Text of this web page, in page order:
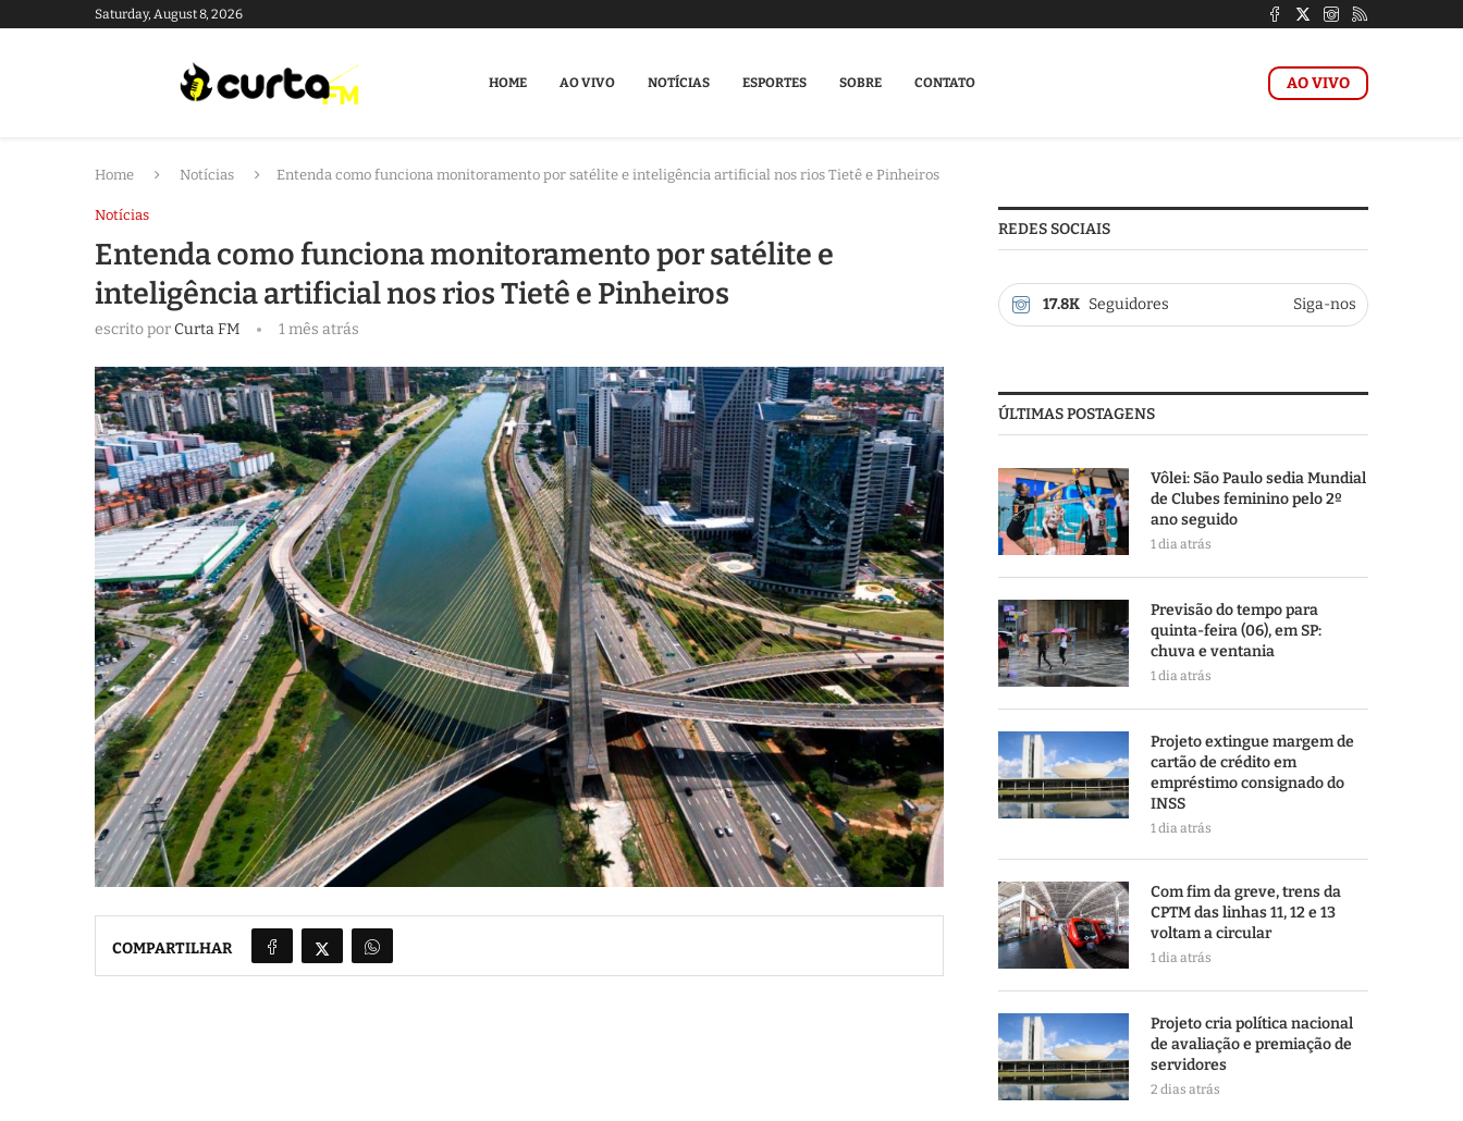
Saturday, August 8, 2026
HOME AO VIVO NOTÍCIAS ESPORTES SOBRE CONTATO AO VIVO
Home Notícias Entenda como funciona monitoramento por satélite e inteligência artificial nos rios Tietê e Pinheiros
Notícias
Entenda como funciona monitoramento por satélite e
inteligência artificial nos rios Tietê e Pinheiros
escrito porCurta FM 1 mês atrás
COMPARTILHAR
REDES SOCIAIS
17.8K Seguidores Siga-nos
ÚLTIMAS POSTAGENS
Vôlei: São Paulo sedia Mundial
de Clubes feminino pelo 2º
ano seguido
1 dia atrás
Previsão do tempo para
quinta-feira (06), em SP:
chuva e ventania
1 dia atrás
Projeto extingue margem de
cartão de crédito em
empréstimo consignado do
INSS
1 dia atrás
Com fim da greve, trens da
CPTM das linhas 11, 12 e 13
voltam a circular
1 dia atrás
Projeto cria política nacional
de avaliação e premiação de
servidores
2 dias atrás